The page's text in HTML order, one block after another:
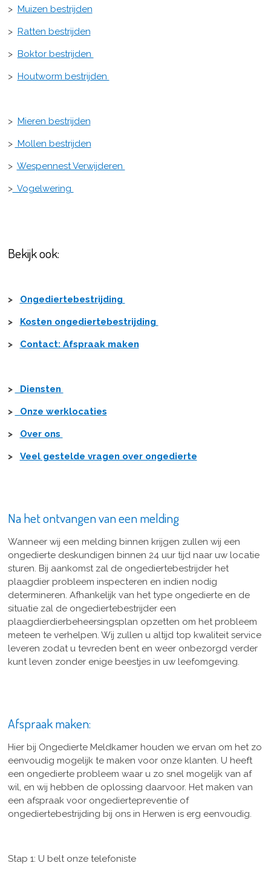
> Muizen bestrijden
> Ratten bestrijden
> Boktor bestrijden
> Houtworm bestrijden
> Mieren bestrijden
> Mollen bestrijden
> Wespennest Verwijderen
>Vogelwering
Bekijk ook:
> Ongediertebestrijding
> Kosten ongediertebestrijding
> Contact: Afspraak maken
> Diensten
> Onze werklocaties
> Over ons
> Veel gestelde vragen over ongedierte
Na het ontvangen van een melding
Wanneer wij een melding binnen krijgen zullen wij een
ongedierte deskundigen binnen 24 uur tijd naar uw locatie
sturen. Bij aankomst zal de ongediertebestrijder het
plaagdier probleem inspecteren en indien nodig
determineren. Afhankelijk van het type ongedierte en de
situatie zal de ongediertebestrijder een
plaagdierdierbeheersingsplan opzetten om het probleem
meteen te verhelpen. Wij zullen u altijd top kwaliteit service
leveren zodat u tevreden bent en weer onbezorgd verder
kunt leven zonder enige beestjes in uw leefomgeving.
Afspraak maken:
Hier bij Ongedierte Meldkamer houden we ervan om het zo
eenvoudig mogelijk te maken voor onze klanten. U heeft
een ongedierte probleem waar u zo snel mogelijk van af
wil, en wij hebben de oplossing daarvoor. Het maken van
een afspraak voor ongediertepreventie of
ongediertebestrijding bij ons in Herwen is erg eenvoudig.
Stap 1: U belt onze telefoniste